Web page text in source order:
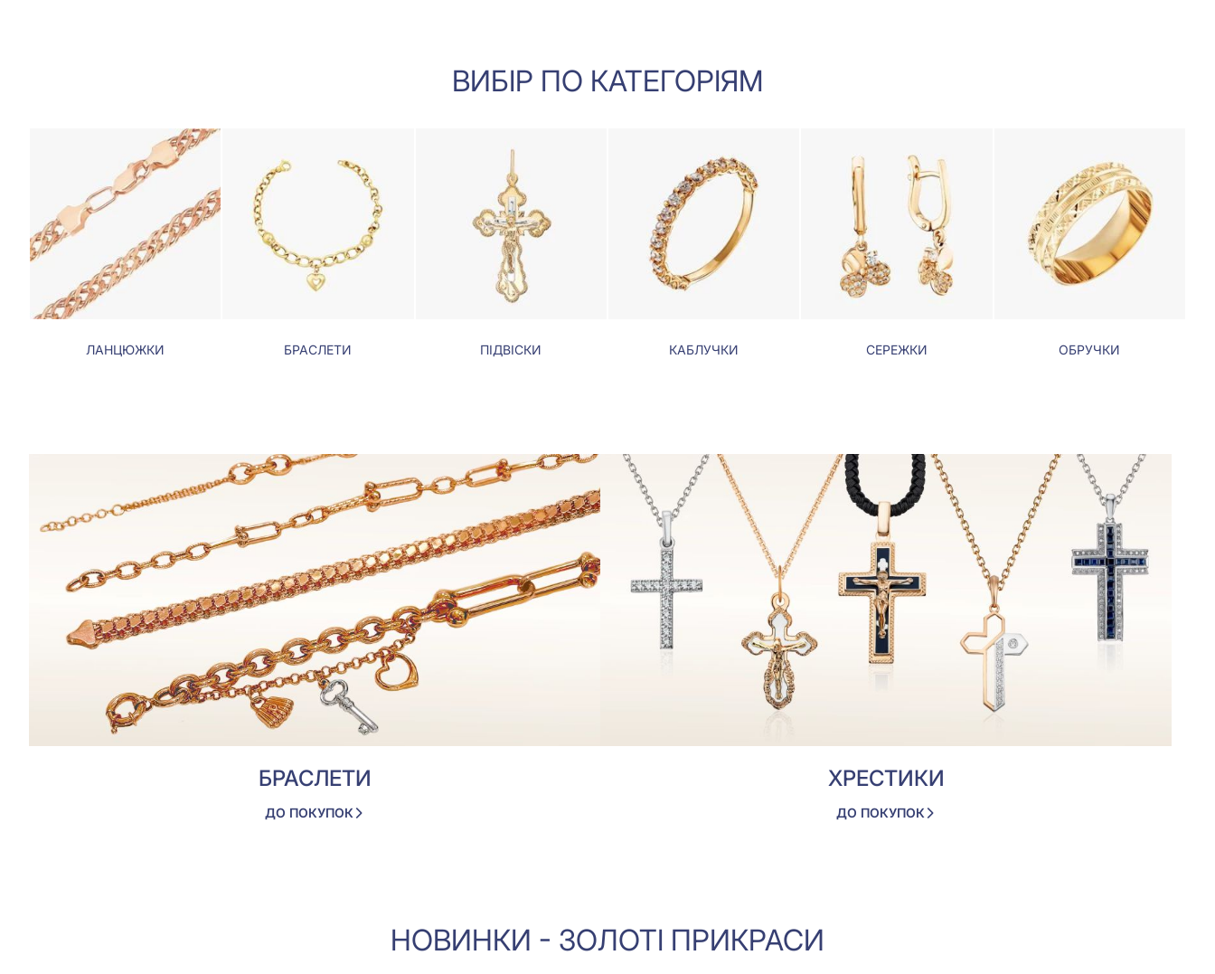
ВИБІР ПО КАТЕГОРІЯМ
ЛАНЦЮЖКИ БРАСЛЕТИ ПІДВІСКИ КАБЛУЧКИ СЕРЕЖКИ ОБРУЧКИ
БРАСЛЕТИ
ДО ПОКУПОК
ХРЕСТИКИ
ДО ПОКУПОК
НОВИНКИ - ЗОЛОТІ ПРИКРАСИ